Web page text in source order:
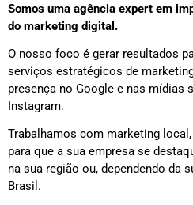
Somos uma agência expert em
do marketing digital.
O nosso foco é gerar resultados
serviços estratégicos de
presença no Google e nas mídias
Instagram.
Trabalhamos com marketing
para que a sua empresa se
na sua região ou, dependendo da
Brasil.